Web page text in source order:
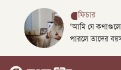
ফিচার
‘আমি যে
পারলে তাদের